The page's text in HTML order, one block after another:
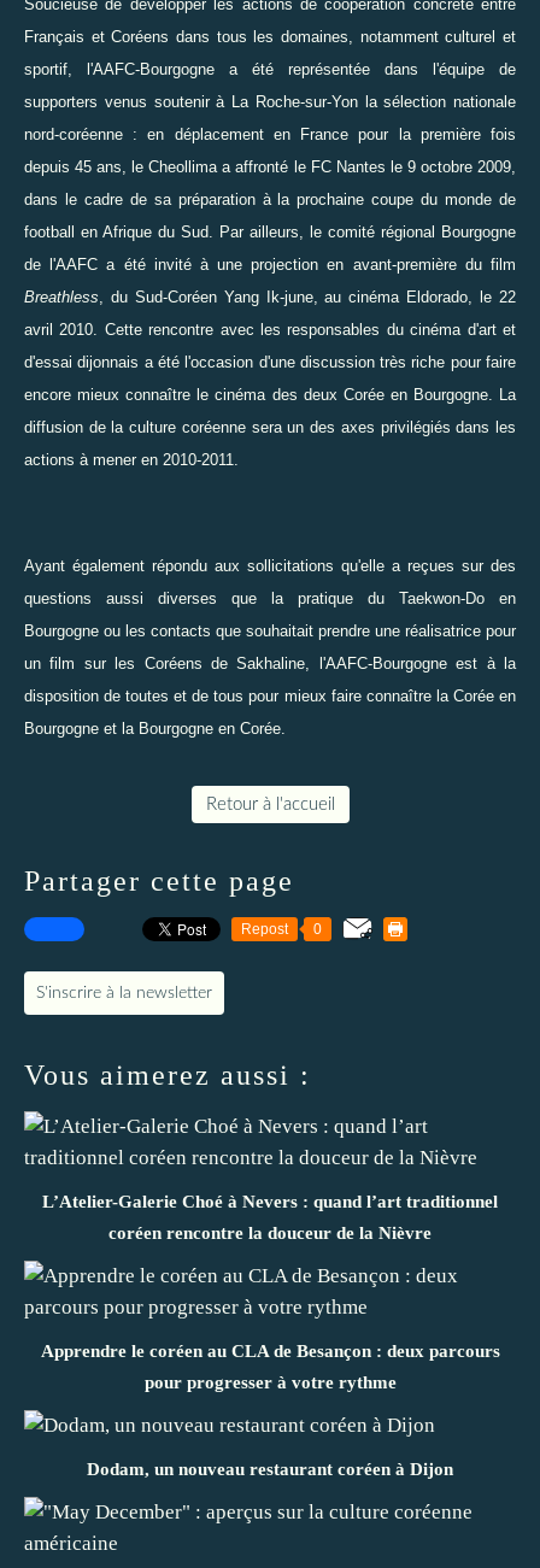
Soucieuse de développer les actions de coopération concrète entre
Français et Coréens dans tous les domaines, notamment culturel et
sportif, l'AAFC-Bourgogne a été représentée dans
l'équipe de
supporters venus soutenir à La Roche-sur-Yon la sélection nationale
nord-coréenne : en déplacement en France pour la première fois
depuis 45 ans, le Cheollima a affronté le FC Nantes le 9 octobre 2009,
dans le cadre de sa préparation à la prochaine coupe du monde de
football en Afrique du Sud. Par ailleurs, le comité régional Bourgogne
de l'AAFC a été invité à une projection en avant-première du film
Breathless , du Sud-Coréen Yang Ik-june, au cinéma Eldorado, le 22
avril 2010. Cette rencontre avec les responsables du cinéma d'art et
d'essai dijonnais a été l'occasion d'une discussion très riche pour faire
encore mieux connaître le cinéma des deux Corée en Bourgogne. La
diffusion de la culture coréenne sera un des axes privilégiés dans les
actions à mener en 2010-2011.
Ayant également répondu aux sollicitations qu'elle a reçues sur des
questions aussi diverses que la
pratique du Taekwon-Do en
Bourgogne ou les contacts que souhaitait prendre une réalisatrice pour
un film sur les Coréens de Sakhaline , l'AAFC-Bourgogne est à la
disposition de toutes et de tous pour mieux faire connaître la Corée en
Bourgogne et la Bourgogne en Corée.
Retour à l'accueil
Partager cette page
Repost 0
S'inscrire à la newsletter
Vous aimerez aussi :
L’Atelier-Galerie Choé à Nevers : quand l’art traditionnel
coréen rencontre la douceur de la Nièvre
Apprendre le coréen au CLA de Besançon : deux parcours
pour progresser à votre rythme
Dodam, un nouveau restaurant coréen à Dijon